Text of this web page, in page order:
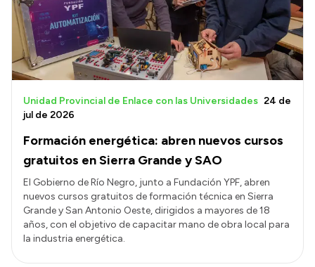
Formación energética: abren nuevos cursos
gratuitos en Sierra Grande y SAO
Unidad Provincial de Enlace con las Universidades 24 de
jul de 2026
El Gobierno de Río Negro, junto a Fundación YPF, abren
nuevos cursos gratuitos de formación técnica en Sierra
Grande y San Antonio Oeste, dirigidos a mayores de 18
años, con el objetivo de capacitar mano de obra local para
la industria energética.